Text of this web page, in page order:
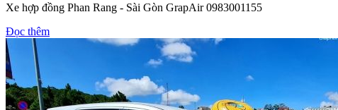
Xe hợp đồng Phan Rang - Sài Gòn GrapAir 0983001155
Đọc thêm